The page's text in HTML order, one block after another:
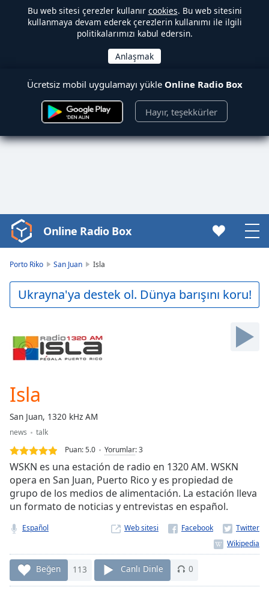
Bu web sitesi çerezler kullanır cookies. Bu web sitesini
kullanmaya devam ederek çerezlerin kullanımı ile ilgili
politikalarımızı kabul edersin.
Ücretsiz mobil uygulamayı yükle Online Radio Box
Hayır, teşekkürler
Video
Player
Play
Video
Backward
Skip
Forward
Current
Time 0:00
Duration-:-
Loaded
0.00%
Stream
TypeLIVE
Seek to
live,
currently
live LIVE
Time-
Online Radio Box
Porto Riko San Juan Isla
Ukrayna'ya destek ol. Dünya barışını koru!
Isla
San Juan, 1320 kHz AM
news
talk
Puan:5.0 Yorumlar:3
WSKN es una estación de radio en 1320 AM. WSKN
opera en San Juan, Puerto Rico y es propiedad de
grupo de los medios de alimentación. La estación lleva
un formato de noticias y entrevistas en español.
Español Web sitesi
Beğen 113 Canlı Dinle 0